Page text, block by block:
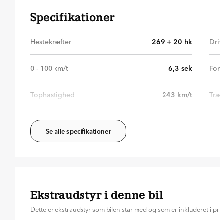
Specifikationer
Hestekræfter 269 + 20 hk
0 - 100 km/t 6,3 sek
Tophastighed 243 km/t
Se alle specifikationer
Ekstraudstyr i denne bil
Dette er ekstraudstyr som bilen står med og som er inkluderet i